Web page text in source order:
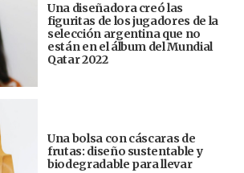
Una diseñadora creó las
figuritas de los jugadores de la
selección argentina que no
están en el álbum del Mundial
Qatar 2022
Una bolsa con cáscaras de
frutas: diseño sustentable y
biodegradable para llevar